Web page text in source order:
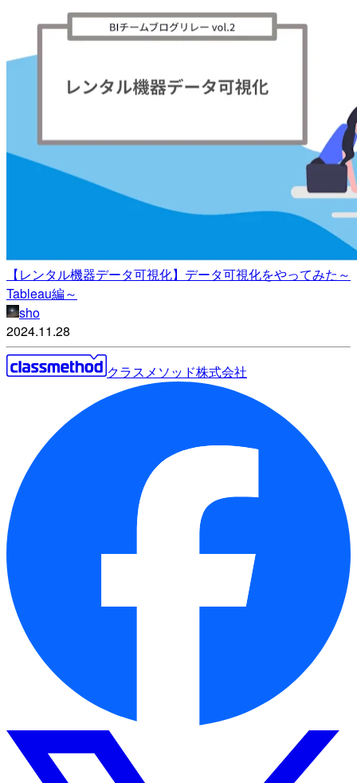
【レンタル機器データ可視化】データ可視化をやってみた～
Tableau編～
sho
2024.11.28
クラスメソッド株式会社